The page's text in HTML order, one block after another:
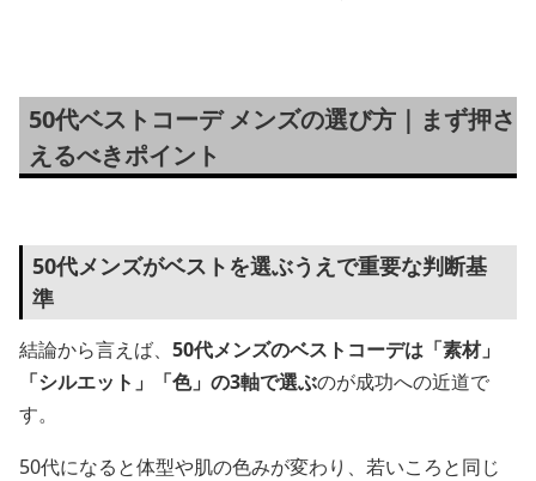
50代ベストコーデ メンズの選び方｜まず押さ
えるべきポイント
50代メンズがベストを選ぶうえで重要な判断基
準
結論から言えば、 50代メンズのベストコーデは「素材」
「シルエット」「色」の3軸で選ぶのが成功への近道で
す。
50代になると体型や肌の色みが変わり、若いころと同じ